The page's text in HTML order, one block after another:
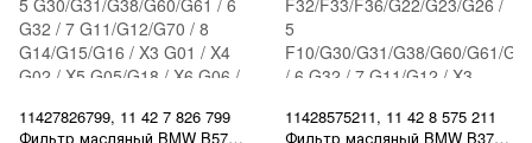
11427826799, 11 42 7 826 799
Фильтр масляный BMW B57 /
11428575211, 11 42 8 575 211
Фильтр масляный BMW B37 /